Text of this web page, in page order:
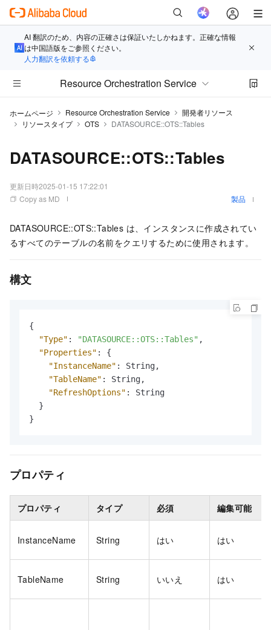
AI 翻訳のため、内容の正確さは保証いたしかねます。正確な情報
は中国語版をご参照ください。
人力翻訳を依頼する
Resource Orchestration Service
ホームページ Resource Orchestration Service
開発者リソース
リソースタイプ
OTS DATASOURCE::OTS::Tables
DATASOURCE::OTS::Tables
更新日時2025-01-15 17:22:01
Copy as MD
製品
DATASOURCE::OTS::Tables は、インスタンスに作成されてい
るすべてのテーブルの名前をクエリするために使用されます。
構文
{
"Type" : "DATASOURCE::OTS::Tables" ,
"Properties" :
{
"InstanceName" : String,
"TableName" : String,
"RefreshOptions" :
String
}
}
プロパティ
プロパティ タイプ 必須 編集可能
InstanceName String はい はい
TableName String いいえ はい